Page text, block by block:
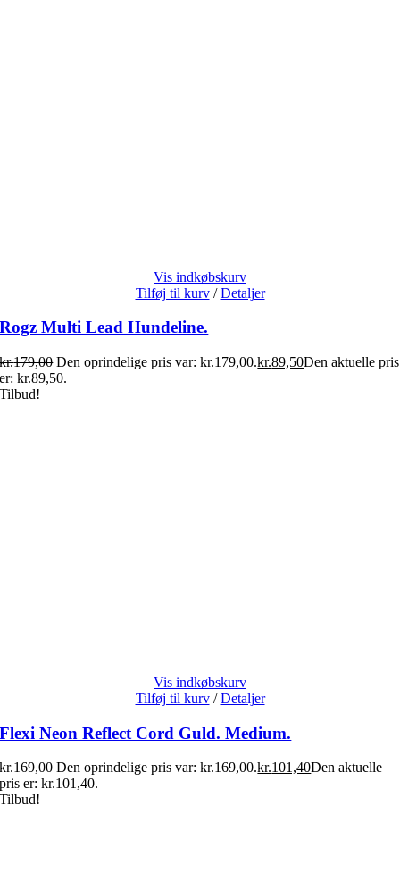
Vis indkøbskurv
Tilføj til kurv / Detaljer
Rogz Multi Lead Hundeline.
kr.179,00 Den oprindelige pris var: kr.179,00.kr.89,50Den aktuelle pris
er: kr.89,50.
Tilbud!
Vis indkøbskurv
Tilføj til kurv / Detaljer
Flexi Neon Reflect Cord Guld. Medium.
kr.169,00 Den oprindelige pris var: kr.169,00.kr.101,40Den aktuelle
pris er: kr.101,40.
Tilbud!